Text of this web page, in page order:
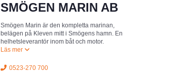
SMÖGEN MARIN AB
Smögen Marin är den kompletta marinan,
belägen på Kleven mitt i Smögens hamn. En
helhetsleverantör inom båt och motor.
0523-270 700